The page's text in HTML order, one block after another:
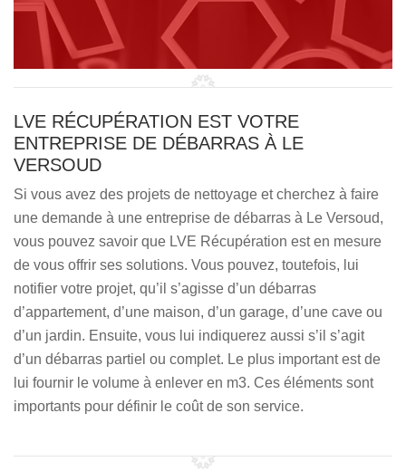
LVE RÉCUPÉRATION EST VOTRE
ENTREPRISE DE DÉBARRAS À LE
VERSOUD
Si vous avez des projets de nettoyage et cherchez à faire
une demande à une entreprise de débarras à Le Versoud,
vous pouvez savoir que LVE Récupération est en mesure
de vous offrir ses solutions. Vous pouvez, toutefois, lui
notifier votre projet, qu’il s’agisse d’un débarras
d’appartement, d’une maison, d’un garage, d’une cave ou
d’un jardin. Ensuite, vous lui indiquerez aussi s’il s’agit
d’un débarras partiel ou complet. Le plus important est de
lui fournir le volume à enlever en m3. Ces éléments sont
importants pour définir le coût de son service.